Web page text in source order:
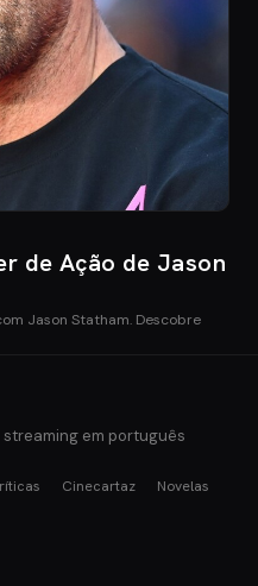
de Ação de Jason
Jason Statham. Descobre
em português
Cinecartaz
Novelas